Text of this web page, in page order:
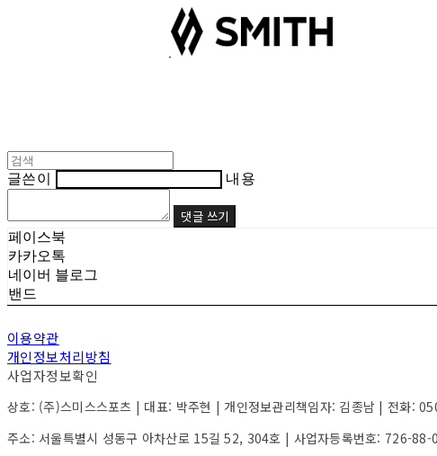
글쓴이 내용
댓글 쓰기
페이스북
카카오톡
네이버 블로그
밴드
이용약관
개인정보처리방침
사업자정보확인
상호: (주)스미스스포츠 | 대표: 박주현 | 개인정보관리책임자: 김종남 | 전
주소: 서울특별시 성동구 아차산로 15길 52, 304호 | 사업자등록번호: 726-88-